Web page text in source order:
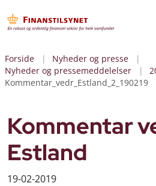
Forside
Nyheder og presse
Nyheder og pressemeddelelser
Kommentar_vedr_Estland_2_190219
Kommentar
Estland
19-02-2019